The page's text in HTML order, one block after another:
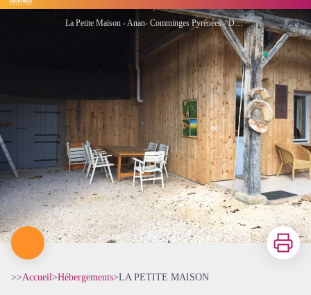
La Petite Maison - Anan- Comminges Pyrénées - DUFRAING
Imprimer
>>Accueil>Hébergements>LA PETITE MAISON